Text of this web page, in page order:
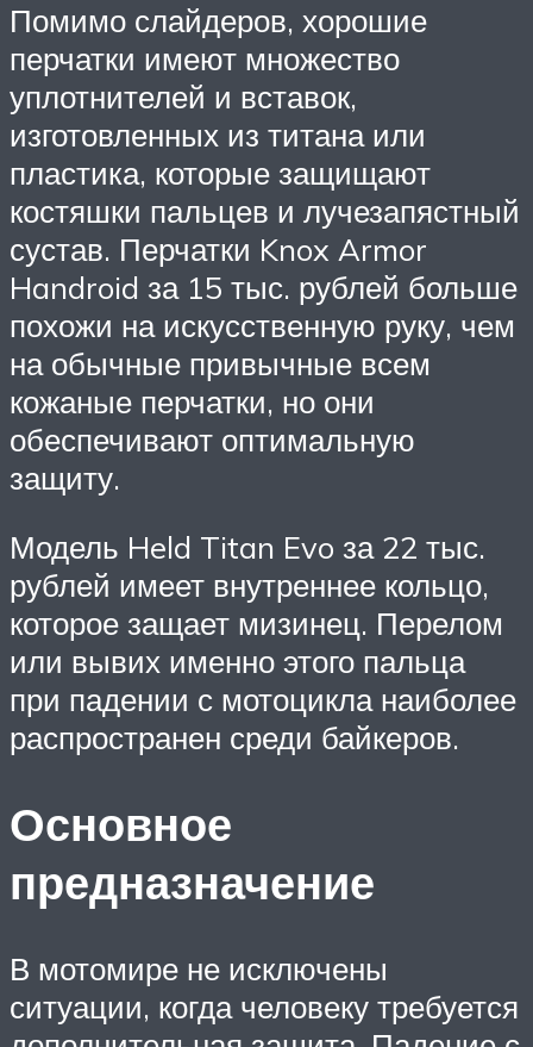
Помимо слайдеров, хорошие
перчатки имеют множество
уплотнителей и вставок,
изготовленных из титана или
пластика, которые защищают
костяшки пальцев и лучезапястный
сустав. Перчатки Knox Armor
Handroid за 15 тыс. рублей больше
похожи на искусственную руку, чем
на обычные привычные всем
кожаные перчатки, но они
обеспечивают оптимальную
защиту.
Модель Held Titan Evo за 22 тыс.
рублей имеет внутреннее кольцо,
которое защает мизинец. Перелом
или вывих именно этого пальца
при падении с мотоцикла наиболее
распространен среди байкеров.
Основное
предназначение
В мотомире не исключены
ситуации, когда человеку требуется